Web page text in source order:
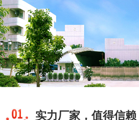
实力厂家，值得信赖